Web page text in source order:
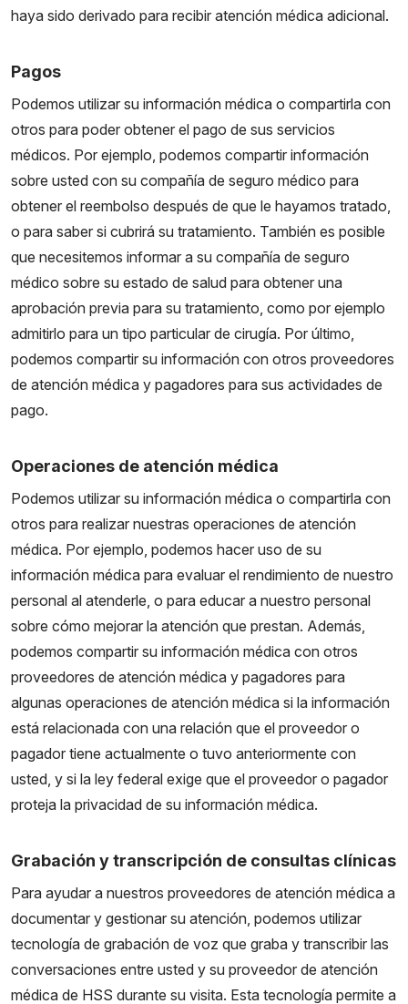
haya sido derivado para recibir atención médica adicional.
Pagos
Podemos utilizar su información médica o compartirla con
otros para poder obtener el pago de sus servicios
médicos. Por ejemplo, podemos compartir información
sobre usted con su compañía de seguro médico para
obtener el reembolso después de que le hayamos tratado,
o para saber si cubrirá su tratamiento. También es posible
que necesitemos informar a su compañía de seguro
médico sobre su estado de salud para obtener una
aprobación previa para su tratamiento, como por ejemplo
admitirlo para un tipo particular de cirugía. Por último,
podemos compartir su información con otros proveedores
de atención médica y pagadores para sus actividades de
pago.
Operaciones de atención médica
Podemos utilizar su información médica o compartirla con
otros para realizar nuestras operaciones de atención
médica. Por ejemplo, podemos hacer uso de su
información médica para evaluar el rendimiento de nuestro
personal al atenderle, o para educar a nuestro personal
sobre cómo mejorar la atención que prestan. Además,
podemos compartir su información médica con otros
proveedores de atención médica y pagadores para
algunas operaciones de atención médica si la información
está relacionada con una relación que el proveedor o
pagador tiene actualmente o tuvo anteriormente con
usted, y si la ley federal exige que el proveedor o pagador
proteja la privacidad de su información médica.
Grabación y transcripción de consultas clínicas
Para ayudar a nuestros proveedores de atención médica a
documentar y gestionar su atención, podemos utilizar
tecnología de grabación de voz que graba y transcribir las
conversaciones entre usted y su proveedor de atención
médica de HSS durante su visita. Esta tecnología permite a